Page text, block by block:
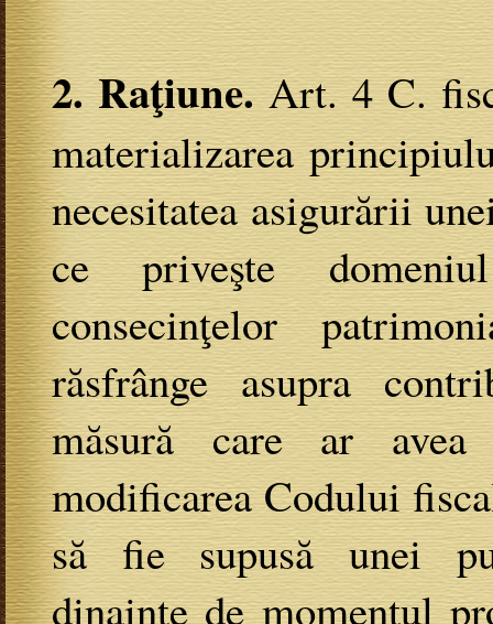
2. Raţiune.Art. 4 C.
materializarea
necesitatea asigurării
ce priveşte
consecinţelor
răsfrânge asupra
măsură care ar
modificarea Codului
să fie supusă unei
dinainte de momentul